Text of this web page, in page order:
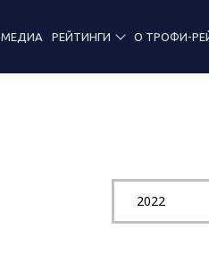
МЕДИА РЕЙТИНГИ О ТРОФИ-
2022